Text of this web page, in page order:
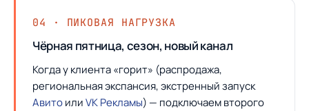
04 · ПИКОВАЯ НАГРУЗКА
Чёрная пятница, сезон, новый канал
Когда у клиента «горит» (распродажа,
региональная экспансия, экстренный запуск
АвитоилиVK Рекламы) — подключаем второго